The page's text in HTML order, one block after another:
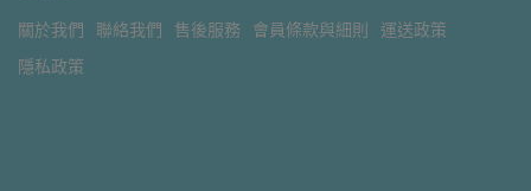
關於我們 聯絡我們 售後服務 會員條款與細則
運送政策
隱私政策